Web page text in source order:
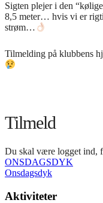
Sigten plejer i den
8,5 meter… hvis vi er
strøm…
Tilmelding på klubbens
Tilmeld
Du skal være logget ind,
ONSDAGSDYK
Onsdagsdyk
Aktiviteter